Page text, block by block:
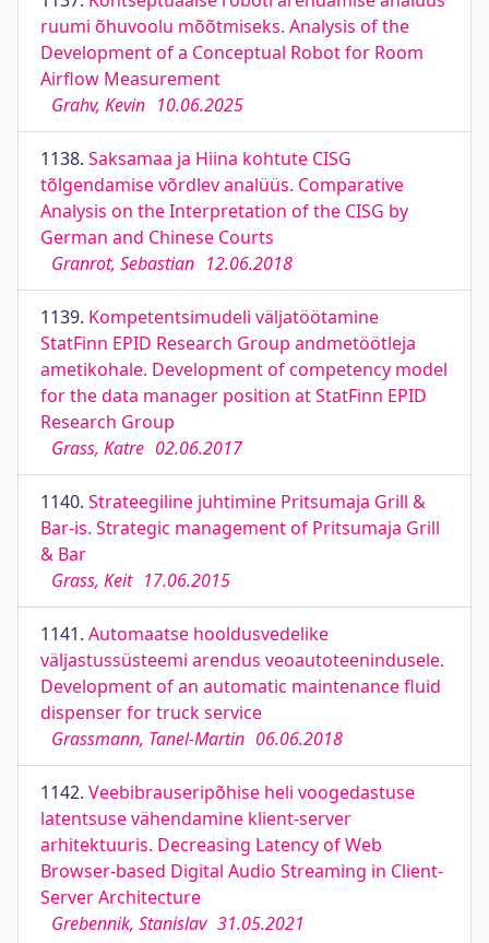
ruumi õhuvoolu mõõtmiseks. Analysis of the
Development of a Conceptual Robot for Room
Airflow Measurement
Grahv, Kevin 10.06.2025
1138. Saksamaa ja Hiina kohtute CISG
tõlgendamise võrdlev analüüs. Comparative
Analysis on the Interpretation of the CISG by
German and Chinese Courts
Granrot, Sebastian 12.06.2018
1139. Kompetentsimudeli väljatöötamine
StatFinn EPID Research Group andmetöötleja
ametikohale. Development of competency model
for the data manager position at StatFinn EPID
Research Group
Grass, Katre 02.06.2017
1140. Strateegiline juhtimine Pritsumaja Grill &
Bar-is. Strategic management of Pritsumaja Grill
& Bar
Grass, Keit 17.06.2015
1141. Automaatse hooldusvedelike
väljastussüsteemi arendus veoautoteenindusele.
Development of an automatic maintenance fluid
dispenser for truck service
Grassmann, Tanel-Martin 06.06.2018
1142. Veebibrauseripõhise heli voogedastuse
latentsuse vähendamine klient-server
arhitektuuris. Decreasing Latency of Web
Browser-based Digital Audio Streaming in Client-
Server Architecture
Grebennik, Stanislav 31.05.2021